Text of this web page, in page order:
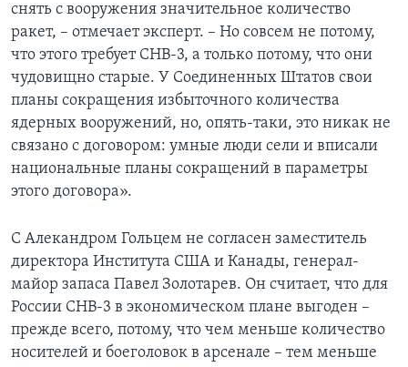
снять с вооружения значительное количество
ракет, – отмечает эксперт. – Но совсем не потому,
что этого требует СНВ-3, а только потому, что они
чудовищно старые. У Соединенных Штатов свои
планы сокращения избыточного количества
ядерных вооружений, но, опять-таки, это никак не
связано с договором: умные люди сели и вписали
национальные планы сокращений в параметры
этого договора».
С Алекандром Гольцем не согласен заместитель
директора Института США и Канады, генерал-
майор запаса Павел Золотарев. Он считает, что для
России СНВ-3 в экономическом плане выгоден –
прежде всего, потому, что чем меньше количество
носителей и боеголовок в арсенале – тем меньше